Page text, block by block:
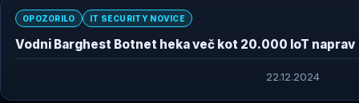
OPOZORILO IT SECURITY NOVICE
Vodni Barghest Botnet heka več kot 20.000 IoT naprav
22.12.2024